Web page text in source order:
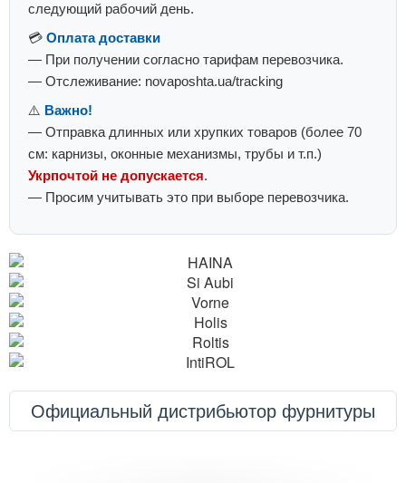
следующий рабочий день.
💳 Оплата доставки
— При получении согласно тарифам перевозчика.
— Отслеживание: novaposhta.ua/tracking
⚠️ Важно!
— Отправка длинных или хрупких товаров (более 70
см: карнизы, оконные механизмы, трубы и т.п.)
Укрпочтой не допускается.
— Просим учитывать это при выборе перевозчика.
Официальный дистрибьютор фурнитуры